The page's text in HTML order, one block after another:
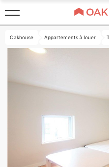
Oakhouse Appartements à louer